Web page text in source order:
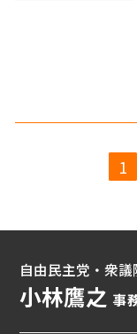
1
自由民主党・衆議
小林鷹之事